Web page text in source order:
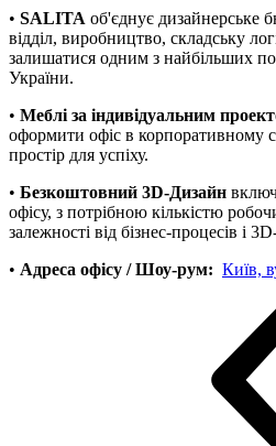
• SALITA об'єднує дизайнерське
відділ, виробництво, складську
залишатися одним з найбільших
України.
• Меблі за індивідуальним
оформити офіс в корпоративному
простір для успіху.
• Безкоштовний 3D-Дизайн
офісу, з потрібною кількістю
залежності від бізнес-процесів і
• Адреса офісу / Шоу-рум: Київ,